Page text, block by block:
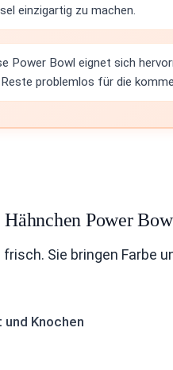
einzigartig zu machen.
Power Bowl eignet sich
problemlos für die
Power
Sie bringen Farbe
Knochen